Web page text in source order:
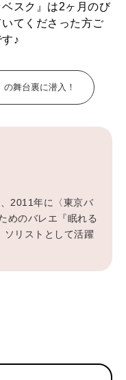
れた 本当の歩き方。」
る 新しい一流店へ。」
いに。韓国」
びの教科書。」
常識。」
MOOK
スク』は2ヶ月のび
てくださった方ご
♪
の舞台裏に潜入！
2011年に〈東京バ
めのバレエ『眠れる
ソリストとして活躍